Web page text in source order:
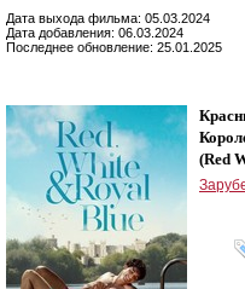
Дата выхода фильма: 05.03.2024
Дата добавления: 06.03.2024
Последнее обновление: 25.01.2025
(Red